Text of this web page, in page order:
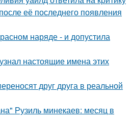
её последнего появления
наряде - и допустила
настоящие имена этих
друг друга в реальной
Рузиль минекаев: месяц в